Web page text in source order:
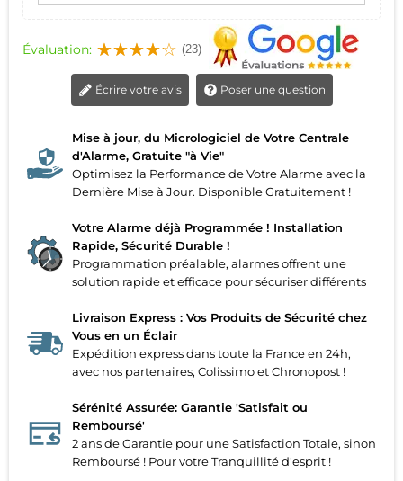
Évaluation: (23)
Écrire votre avis Poser une question
Mise à jour, du Micrologiciel de Votre Centrale
d'Alarme, Gratuite "à Vie"
Optimisez la Performance de Votre Alarme avec la
Dernière Mise à Jour. Disponible Gratuitement !
Votre Alarme déjà Programmée ! Installation
Rapide, Sécurité Durable !
Programmation préalable, alarmes offrent une
solution rapide et efficace pour sécuriser différents
Livraison Express : Vos Produits de Sécurité chez
Vous en un Éclair
Expédition express dans toute la France en 24h,
avec nos partenaires, Colissimo et Chronopost !
Sérénité Assurée: Garantie 'Satisfait ou
Remboursé'
2 ans de Garantie pour une Satisfaction Totale, sinon
Remboursé ! Pour votre Tranquillité d'esprit !